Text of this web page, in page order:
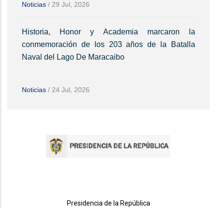
Noticias / 29 Jul, 2026
Historia, Honor y Academia marcaron la
conmemoración de los 203 años de la Batalla
Naval del Lago De Maracaibo
Noticias / 24 Jul, 2026
Presidencia de la República